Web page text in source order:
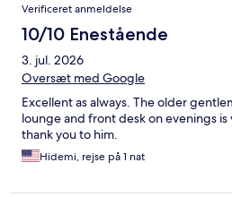
Verificeret anmeldelse
10/10 Enestående
3. jul. 2026
Oversæt med Google
Excellent as always. The older
lounge and front desk on evenings
thank you to him.
Hidemi, rejse på 1 nat